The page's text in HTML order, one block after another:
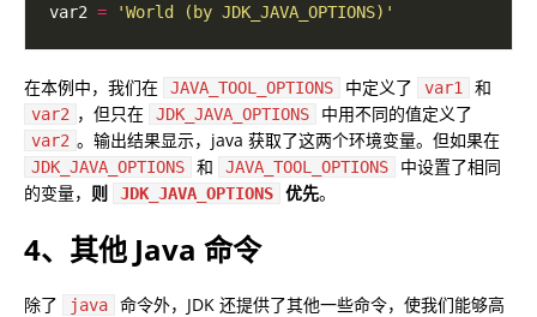
var2 = 'World (by JDK_JAVA_OPTIONS)'
在本例中，我们在 JAVA_TOOL_OPTIONS 中定义了 var1 和
var2 ，但只在 JDK_JAVA_OPTIONS 中用不同的值定义了
var2 。输出结果显示，java 获取了这两个环境变量。但如果在
JDK_JAVA_OPTIONS 和 JAVA_TOOL_OPTIONS
中设置了相同
的变量， 则 JDK_JAVA_OPTIONS 优先。
4、其他 Java 命令
除了 java
命令外，JDK 还提供了其他一些命令，使我们能够高